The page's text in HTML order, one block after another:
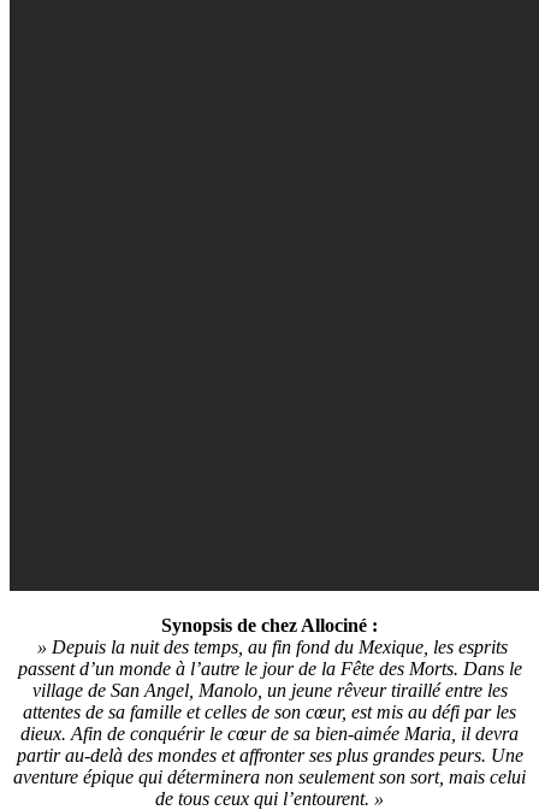
Synopsis de chez Allociné :
» Depuis la nuit des temps, au fin fond du Mexique, les esprits
passent d’un monde à l’autre le jour de la Fête des Morts. Dans le
village de San Angel, Manolo, un jeune rêveur tiraillé entre les
attentes de sa famille et celles de son cœur, est mis au défi par les
dieux. Afin de conquérir le cœur de sa bien-aimée Maria, il devra
partir au-delà des mondes et affronter ses plus grandes peurs. Une
aventure épique qui déterminera non seulement son sort, mais celui
de tous ceux qui l’entourent. »